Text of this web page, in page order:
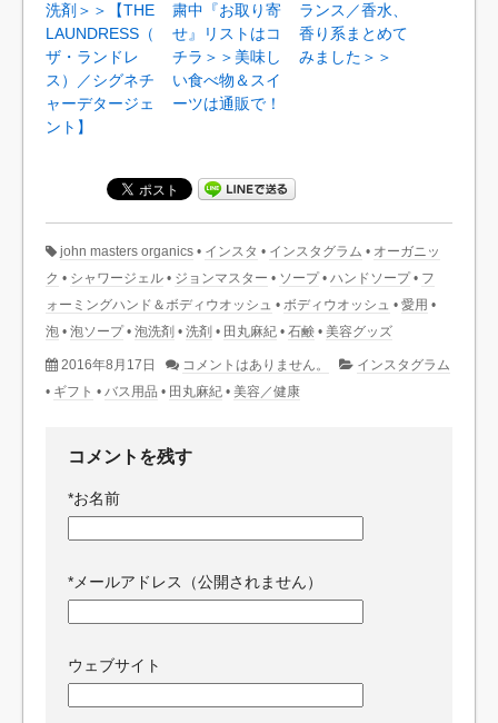
洗剤＞＞【THE
LAUNDRESS（
ザ・ランドレ
ス）／シグネチ
ャーデタージェ
ント】
粛中『お取り寄
せ』リストはコ
チラ＞＞美味し
い食べ物＆スイ
ーツは通販で！
ランス／香水、
香り系まとめて
みました＞＞
john masters organics • インスタ • インスタグラム • オーガニッ
ク • シャワージェル • ジョンマスター • ソープ• ハンドソープ• フ
ォーミングハンド＆ボディウオッシュ • ボディウオッシュ • 愛用 •
泡 • 泡ソープ• 泡洗剤 • 洗剤 • 田丸麻紀 • 石鹸 • 美容グッズ
2016年8月17日 コメントはありません。
インスタグラム
• ギフト • バス用品 • 田丸麻紀 • 美容／健康
コメントを残す
*お名前
* メールアドレス（公開されません）
ウェブサイト